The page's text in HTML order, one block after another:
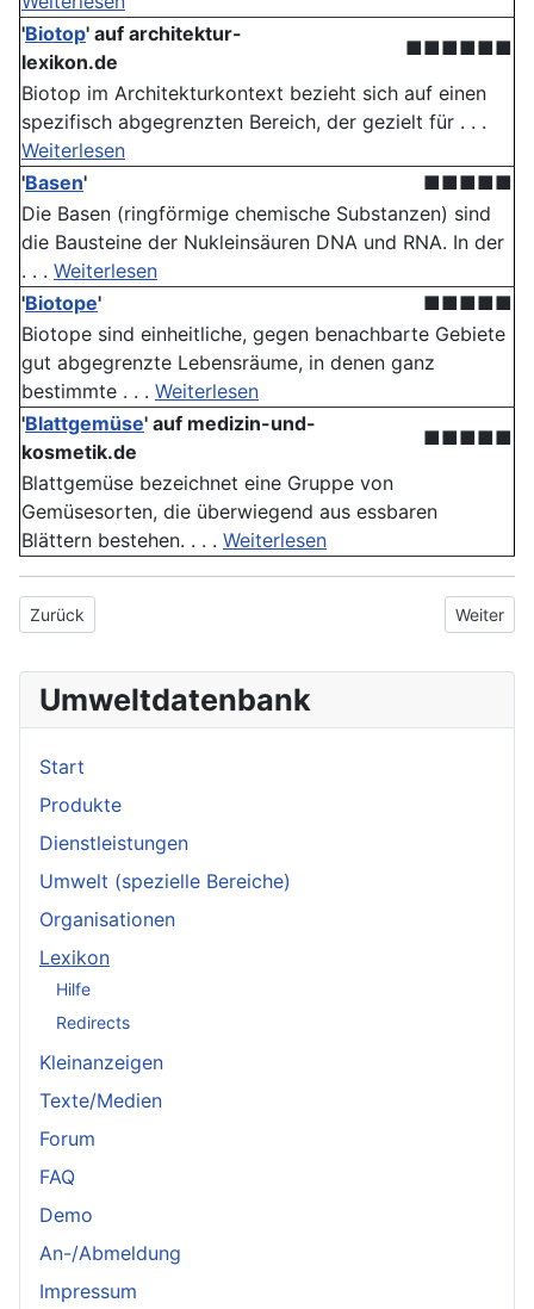
'Biotop' auf architektur-
lexikon.de
■■■■■■
Biotop im Architekturkontext bezieht sich auf einen
spezifisch abgegrenzten Bereich, der gezielt für . . .
Weiterlesen
'Basen'
■■■■■
Die Basen (ringförmige chemische Substanzen) sind
die Bausteine der Nukleinsäuren DNA und RNA. In der
. . . Weiterlesen
'Biotope'
■■■■■
Biotope sind einheitliche, gegen benachbarte Gebiete
gut abgegrenzte Lebensräume, in denen ganz
bestimmte . . . Weiterlesen
'Blattgemüse' auf medizin-und-
kosmetik.de
■■■■■
Blattgemüse bezeichnet eine Gruppe von
Gemüsesorten, die überwiegend aus essbaren
Blättern bestehen. . . . Weiterlesen
Vorheriger Beitrag: Krankheitserreger
Zurück Nächster
Weiter
Umweltdatenbank
Start
Produkte
Dienstleistungen
Umwelt (spezielle Bereiche)
Organisationen
Lexikon
Hilfe
Redirects
Kleinanzeigen
Texte/Medien
Forum
FAQ
Demo
An-/Abmeldung
Impressum